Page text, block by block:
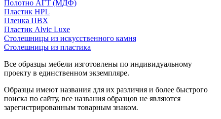
Полотно АГТ (МДФ)
Пластик HPL
Пленка ПВХ
Пластик Alvic Luxe
Столешницы из искусственного камня
Столешницы из пластика
Все образцы мебели изготовлены по индивидуальному
проекту в единственном экземпляре.
Образцы имеют названия для их различия и более быстрого
поиска по сайту, все названия образцов не являются
зарегистрированным товарным знаком.